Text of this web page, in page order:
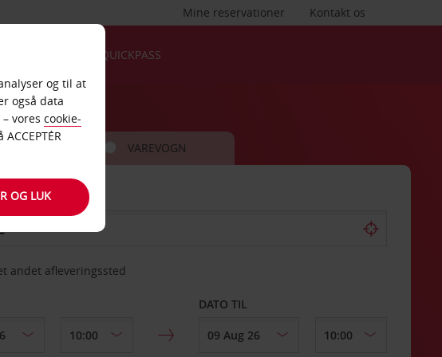
Kontakt os
Mine reservationer
QUICKPASS
VAREVOGN
andet afleveringssted
DATO TIL
og til at
også data
vores cookie-
OG LUK